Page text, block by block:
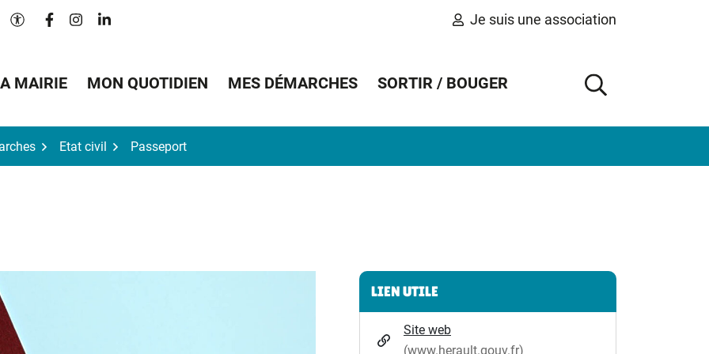
Paramètres d'accessibilité
Lien vers le compte Facebook
Lien vers le compte Instagram
Lien vers le compte Linkedin Je suis une association
MAIRIE MON QUOTIDIEN MES DÉMARCHES SORTIR / BOUGER
AFFICHER
Etat civil Passeport
Informations complémentaires
LIEN UTILE
Site web
(www.herault.gouv.fr)